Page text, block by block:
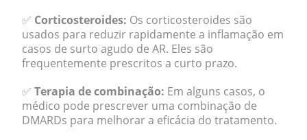
✅ Corticosteroides: Os corticosteroides são
usados para reduzir rapidamente a inflamação em
casos de surto agudo de AR. Eles são
frequentemente prescritos a curto prazo.
✅ Terapia de combinação: Em alguns casos, o
médico pode prescrever uma combinação de
DMARDs para melhorar a eficácia do tratamento.